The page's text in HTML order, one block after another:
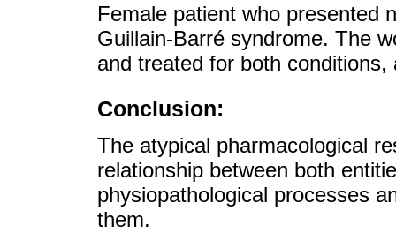
Female patient who presented
Guillain-Barré syndrome. The
and treated for both
Conclusion:
The atypical pharmacological
relationship between both
physiopathological processes
them.